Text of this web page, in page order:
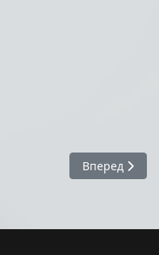
Следующий:
Вперед